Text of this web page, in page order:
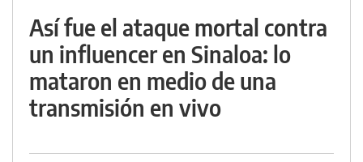
Así fue el ataque mortal contra
un influencer en Sinaloa: lo
mataron en medio de una
transmisión en vivo